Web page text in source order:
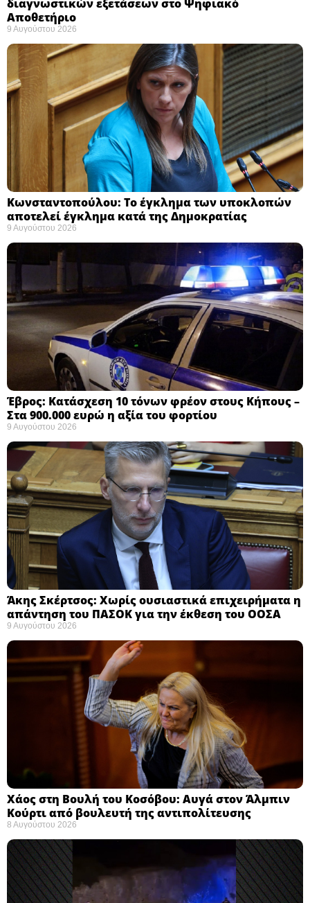
διαγνωστικών εξετάσεων στο Ψηφιακό
Αποθετήριο ​
9 Αυγούστου 2026
Κωνσταντοπούλου: Το έγκλημα των υποκλοπών
αποτελεί έγκλημα κατά της Δημοκρατίας ​
9 Αυγούστου 2026
Έβρος: Κατάσχεση 10 τόνων φρέον στους Κήπους –
Στα 900.000 ευρώ η αξία του φορτίου ​
9 Αυγούστου 2026
Άκης Σκέρτσος: Χωρίς ουσιαστικά επιχειρήματα η
απάντηση του ΠΑΣΟΚ για την έκθεση του ΟΟΣΑ ​
9 Αυγούστου 2026
Χάος στη Βουλή του Κοσόβου: Αυγά στον Άλμπιν
Κούρτι από βουλευτή της αντιπολίτευσης
8 Αυγούστου 2026